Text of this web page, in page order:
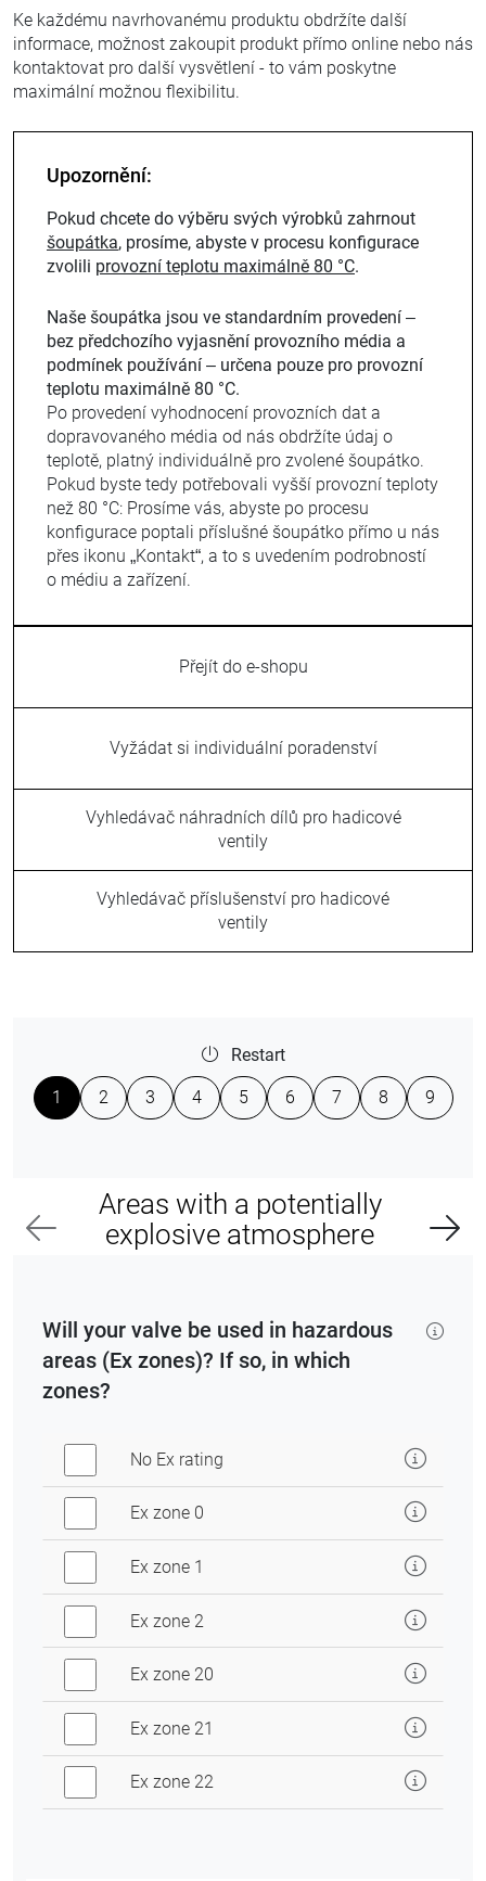
Ke každému navrhovanému produktu obdržíte další
informace, možnost zakoupit produkt přímo online nebo nás
kontaktovat pro další vysvětlení - to vám poskytne
maximální možnou flexibilitu.
Upozornění:
Pokud chcete do výběru svých výrobků zahrnout
šoupátka, prosíme, abyste v procesu konfigurace
zvolili provozní teplotu maximálně 80 °C.
Naše šoupátka jsou ve standardním provedení –
bez předchozího vyjasnění provozního média a
podmínek používání – určena pouze pro provozní
teplotu maximálně 80 °C.
Po provedení vyhodnocení provozních dat a
dopravovaného média od nás obdržíte údaj o
teplotě, platný individuálně pro zvolené šoupátko.
Pokud byste tedy potřebovali vyšší provozní teploty
než 80 °C: Prosíme vás, abyste po procesu
konfigurace poptali příslušné šoupátko přímo u nás
přes ikonu „Kontakt“, a to s uvedením podrobností
o médiu a zařízení.
Přejít do e-shopu
Vyžádat si individuální poradenství
Vyhledávač náhradních dílů pro hadicové
ventily
Vyhledávač příslušenství pro hadicové
ventily
Restart
1 2 3 4 5 6 7 8 9
Areas with a potentially
explosive atmosphere
Will your valve be used in hazardous
areas (Ex zones)? If so, in which
zones?
No Ex rating
Ex zone 0
Ex zone 1
Ex zone 2
Ex zone 20
Ex zone 21
Ex zone 22